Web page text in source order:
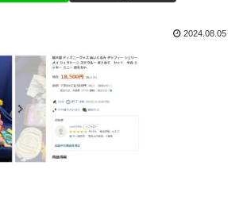
2024.08.05